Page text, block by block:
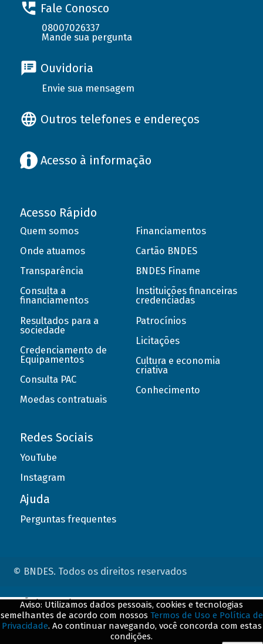
Fale Conosco
08007026337
Mande sua pergunta
Ouvidoria
Envie sua mensagem
Outros telefones e endereços
Acesso à informação
Acesso Rápido
Quem somos
Onde atuamos
Transparência
Consulta a
financiamentos
Resultados para a
sociedade
Credenciamento de
Equipamentos
Consulta PAC
Moedas contratuais
Financiamentos
Cartão BNDES
BNDES Finame
Instituições financeiras
credenciadas
Patrocínios
Licitações
Cultura e economia
criativa
Conhecimento
Redes Sociais
YouTube
Instagram
Ajuda
Perguntas frequentes
© BNDES. Todos os direitos reservados
Aviso: Utilizamos dados pessoais, cookies e tecnologias
semelhantes de acordo com nossos Termos de Uso e Política de
Privacidade. Ao continuar navegando, você concorda com estas
condições.
ConteÃºdo complementar
${title}${badge}